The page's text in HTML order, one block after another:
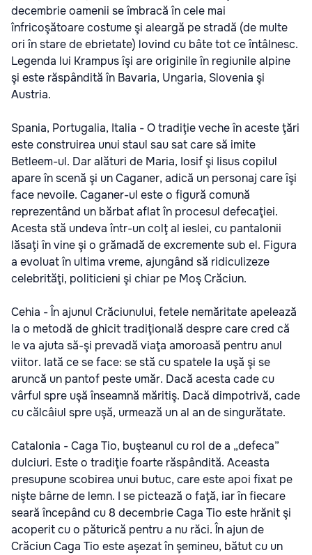
decembrie oamenii se îmbracă în cele mai
înfricoşătoare costume şi aleargă pe stradă (de multe
ori în stare de ebrietate) lovind cu bâte tot ce întâlnesc.
Legenda lui Krampus îşi are originile în regiunile alpine
şi este răspândită în Bavaria, Ungaria, Slovenia şi
Austria.
Spania, Portugalia, Italia - O tradiţie veche în aceste ţări
este construirea unui staul sau sat care să imite
Betleem-ul. Dar alături de Maria, Iosif şi Iisus copilul
apare în scenă şi un Caganer, adică un personaj care îşi
face nevoile. Caganer-ul este o figură comună
reprezentând un bărbat aflat în procesul defecaţiei.
Acesta stă undeva într-un colţ al ieslei, cu pantalonii
lăsaţi în vine şi o grămadă de excremente sub el. Figura
a evoluat în ultima vreme, ajungând să ridiculizeze
celebrităţi, politicieni şi chiar pe Moş Crăciun.
Cehia - În ajunul Crăciunului, fetele nemăritate apelează
la o metodă de ghicit tradiţională despre care cred că
le va ajuta să-şi prevadă viaţa amoroasă pentru anul
viitor. Iată ce se face: se stă cu spatele la uşă şi se
aruncă un pantof peste umăr. Dacă acesta cade cu
vârful spre uşă înseamnă măritiş. Dacă dimpotrivă, cade
cu călcâiul spre uşă, urmează un al an de singurătate.
Catalonia - Caga Tio, buşteanul cu rol de a „defeca”
dulciuri. Este o tradiţie foarte răspândită. Aceasta
presupune scobirea unui butuc, care este apoi fixat pe
nişte bârne de lemn. I se pictează o faţă, iar în fiecare
seară începând cu 8 decembrie Caga Tio este hrănit şi
acoperit cu o păturică pentru a nu răci. În ajun de
Crăciun Caga Tio este aşezat în şemineu, bătut cu un